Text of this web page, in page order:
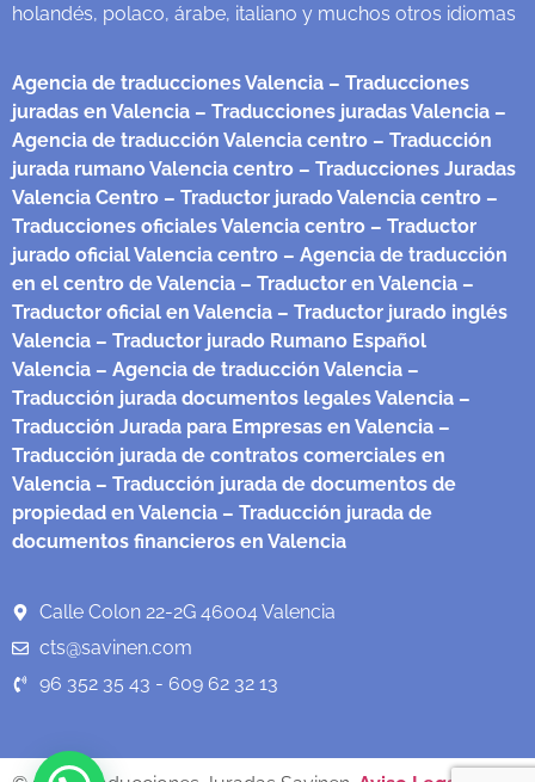
holandés, polaco, árabe, italiano y muchos otros idiomas
Agencia de traducciones Valencia – Traducciones
juradas en Valencia – Traducciones juradas Valencia –
Agencia de traducción Valencia centro – Traducción
jurada rumano Valencia centro – Traducciones Juradas
Valencia Centro – Traductor jurado Valencia centro –
Traducciones oficiales Valencia centro – Traductor
jurado oficial Valencia centro – Agencia de traducción
en el centro de Valencia – Traductor en Valencia –
Traductor oficial en Valencia – Traductor jurado inglés
Valencia – Traductor jurado Rumano Español
Valencia – Agencia de traducción Valencia –
Traducción jurada documentos legales Valencia –
Traducción Jurada para Empresas en Valencia –
Traducción jurada de contratos comerciales en
Valencia – Traducción jurada de documentos de
propiedad en Valencia – Traducción jurada de
documentos financieros en Valencia
Calle Colon 22-2G 46004 Valencia
cts@savinen.com
96 352 35 43 - 609 62 32 13